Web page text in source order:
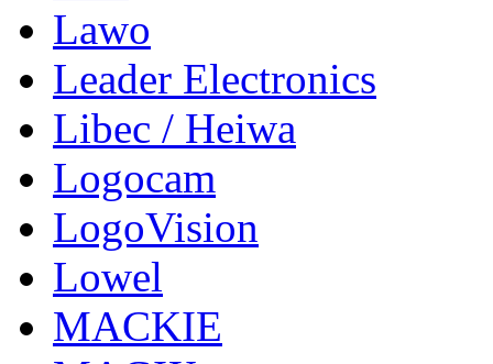
Lawo
Leader Electronics
Libec / Heiwa
Logocam
LogoVision
Lowel
MACKIE